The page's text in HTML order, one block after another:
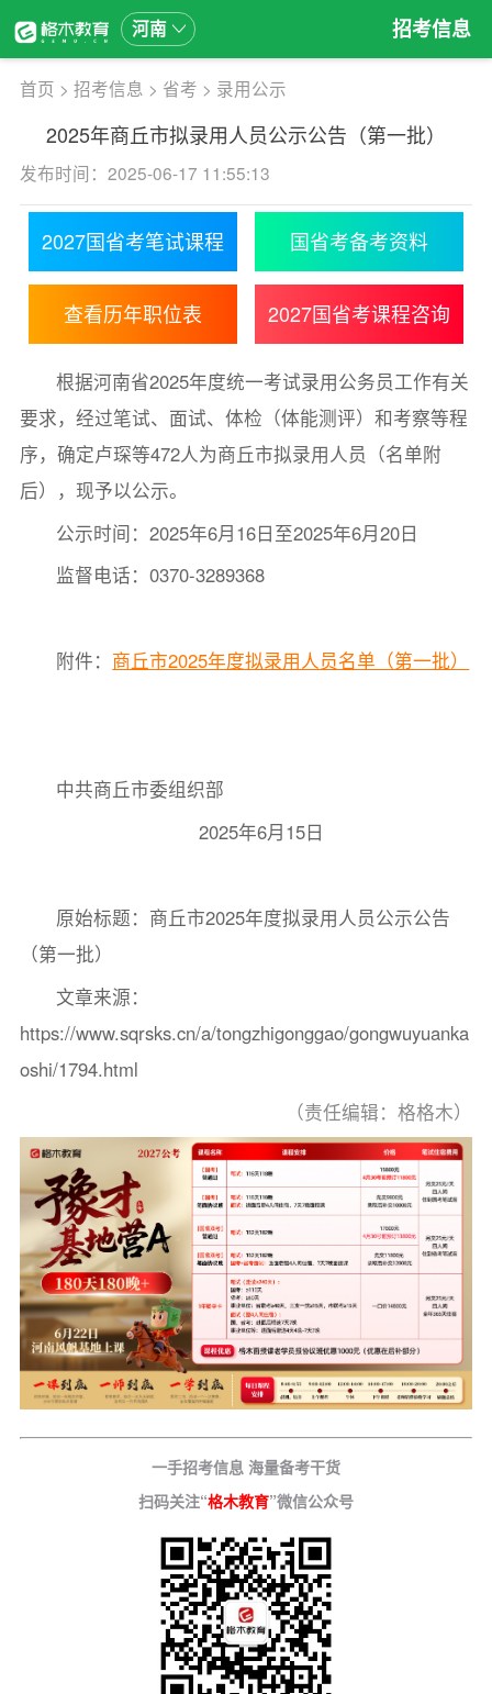
河南 招考信息
首页 > 招考信息 > 省考 > 录用公示
2025年商丘市拟录用人员公示公告（第一批）
发布时间：2025-06-17 11:55:13
2027国省考笔试课程 国省考备考资料
查看历年职位表 2027国省考课程咨询
根据河南省2025年度统一考试录用公务员工作有关
要求，经过笔试、面试、体检（体能测评）和考察等程
序，确定卢琛等472人为商丘市拟录用人员（名单附
后），现予以公示。
公示时间：2025年6月16日至2025年6月20日
监督电话：0370-3289368
附件： 商丘市2025年度拟录用人员名单（第一批）
中共商丘市委组织部
2025年6月15日
原始标题：商丘市2025年度拟录用人员公示公告
（第一批）
文章来源：
https://www.sqrsks.cn/a/tongzhigonggao/gongwuyuanka
oshi/1794.html
（责任编辑：格格木）
一手招考信息 海量备考干货
扫码关注“格木教育”微信公众号